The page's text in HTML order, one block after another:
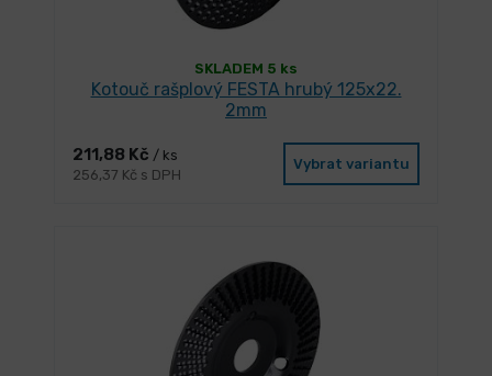
SKLADEM 5 ks
Kotouč rašplový FESTA hrubý 125x22.
2mm
211,88 Kč / ks
256,37 Kč s DPH
Vybrat variantu